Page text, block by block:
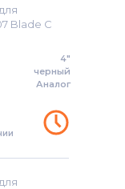
Blade C
4"
черный
Аналог